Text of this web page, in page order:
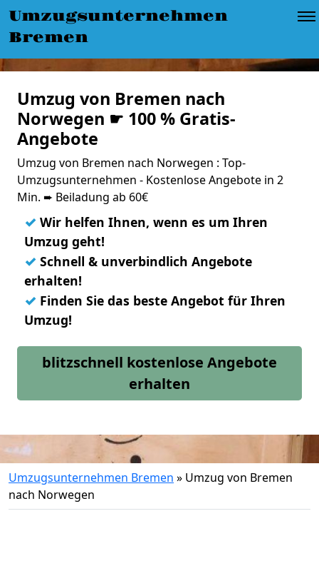
Umzugsunternehmen
Bremen
Umzug von Bremen nach
Norwegen ☛ 100 % Gratis-
Angebote
Umzug von Bremen nach Norwegen : Top-
Umzugsunternehmen - Kostenlose Angebote in 2
Min. ➨ Beiladung ab 60€
✓ Wir helfen Ihnen, wenn es um Ihren
Umzug geht!
✓ Schnell & unverbindlich Angebote
erhalten!
✓ Finden Sie das beste Angebot für Ihren
Umzug!
blitzschnell kostenlose Angebote
erhalten
Umzugsunternehmen Bremen » Umzug von Bremen
nach Norwegen